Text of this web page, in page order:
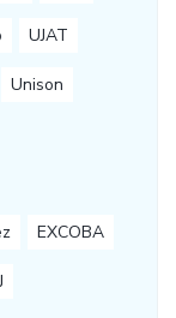
UJAT
Unison
EXCOBA